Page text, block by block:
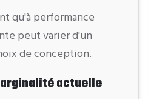
qu'à performance
peut varier d'un
de conception.
actuelle